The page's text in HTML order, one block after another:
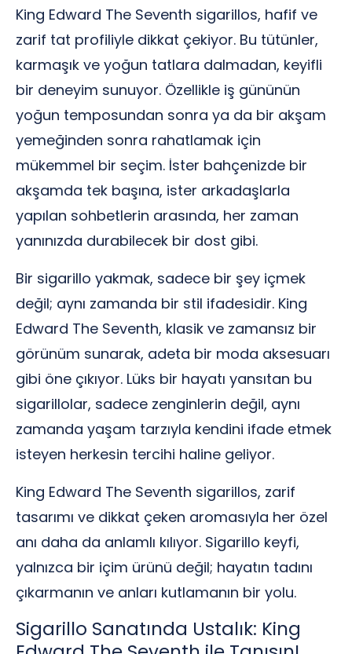
King Edward The Seventh sigarillos, hafif ve
zarif tat profiliyle dikkat çekiyor. Bu tütünler,
karmaşık ve yoğun tatlara dalmadan, keyifli
bir deneyim sunuyor. Özellikle iş gününün
yoğun temposundan sonra ya da bir akşam
yemeğinden sonra rahatlamak için
mükemmel bir seçim. İster bahçenizde bir
akşamda tek başına, ister arkadaşlarla
yapılan sohbetlerin arasında, her zaman
yanınızda durabilecek bir dost gibi.
Bir sigarillo yakmak, sadece bir şey içmek
değil; aynı zamanda bir stil ifadesidir. King
Edward The Seventh, klasik ve zamansız bir
görünüm sunarak, adeta bir moda aksesuarı
gibi öne çıkıyor. Lüks bir hayatı yansıtan bu
sigarillolar, sadece zenginlerin değil, aynı
zamanda yaşam tarzıyla kendini ifade etmek
isteyen herkesin tercihi haline geliyor.
King Edward The Seventh sigarillos, zarif
tasarımı ve dikkat çeken aromasıyla her özel
anı daha da anlamlı kılıyor. Sigarillo keyfi,
yalnızca bir içim ürünü değil; hayatın tadını
çıkarmanın ve anları kutlamanın bir yolu.
Sigarillo Sanatında Ustalık: King